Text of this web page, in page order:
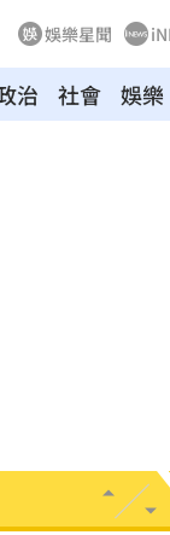
娛樂星聞
治 社會 娛樂